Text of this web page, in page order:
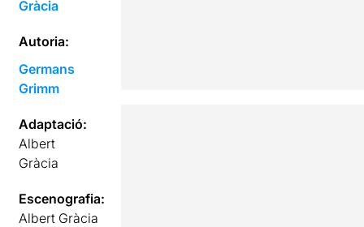
Gràcia
Autoria:
Germans
Grimm
Adaptació:
Albert
Gràcia
Escenografia:
Albert Gràcia